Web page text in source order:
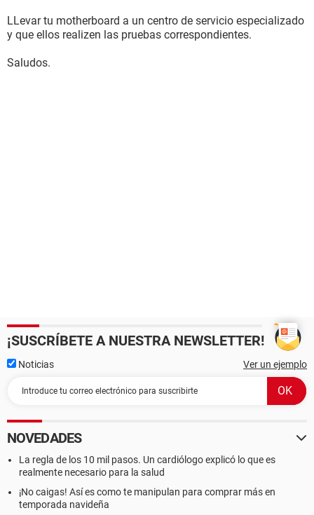
LLevar tu motherboard a un centro de servicio especializado
y que ellos realizen las pruebas correspondientes.
Saludos.
¡SUSCRÍBETE A NUESTRA NEWSLETTER!
Noticias Ver un ejemplo
NOVEDADES
La regla de los 10 mil pasos. Un cardiólogo explicó lo que es
realmente necesario para la salud
¡No caigas! Así es como te manipulan para comprar más en
temporada navideña